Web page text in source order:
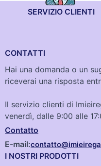
SERVIZIO CLIENTI
CONTATTI
Hai una domanda o un
riceverai una risposta
Il servizio clienti di
venerdì, dalle 9:00 alle
Contatto
E-mail:
I NOSTRI PRODOTTI